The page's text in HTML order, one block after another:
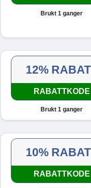
Brukt 1 ganger
12%
RABATTKODE
Brukt 1 ganger
10%
RABATTKODE